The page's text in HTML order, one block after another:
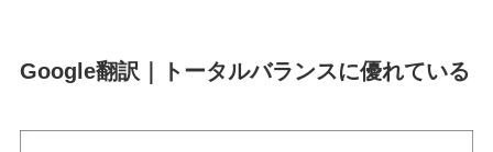
Google翻訳｜トータルバランスに優れている